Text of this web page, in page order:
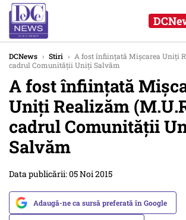
DCNews › Stiri › A fost înființată Mişcarea Uniţi
cadrul Comunităţii Uniţi Salvăm
A fost înființată
Uniţi Realizăm
cadrul Comunităţii
Salvăm
Data publicării: 05 Noi 2015
Adaugă-ne ca sursă preferată în Google